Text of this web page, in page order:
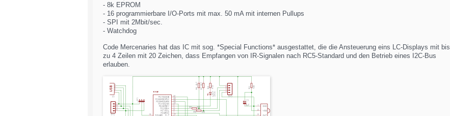
- 8k EPROM
- 16 programmierbare I/O-Ports mit max. 50 mA mit internen Pullups
- SPI mit 2Mbit/sec.
- Watchdog
Code Mercenaries hat das IC mit sog. *Special Functions* ausgestattet, die die Ansteuerung eins LC-Displays mit bis
zu 4 Zeilen mit 20 Zeichen, dass Empfangen von IR-Signalen nach RC5-Standard und den Betrieb eines I2C-Bus
erlauben.